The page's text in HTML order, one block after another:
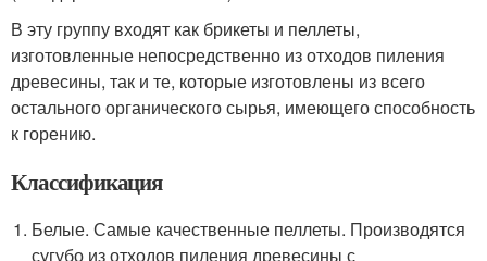
В эту группу входят как брикеты и пеллеты,
изготовленные непосредственно из отходов пиления
древесины, так и те, которые изготовлены из всего
остального органического сырья, имеющего способность
к горению.
Классификация
Белые. Самые качественные пеллеты. Производятся
сугубо из отходов пиления древесины с